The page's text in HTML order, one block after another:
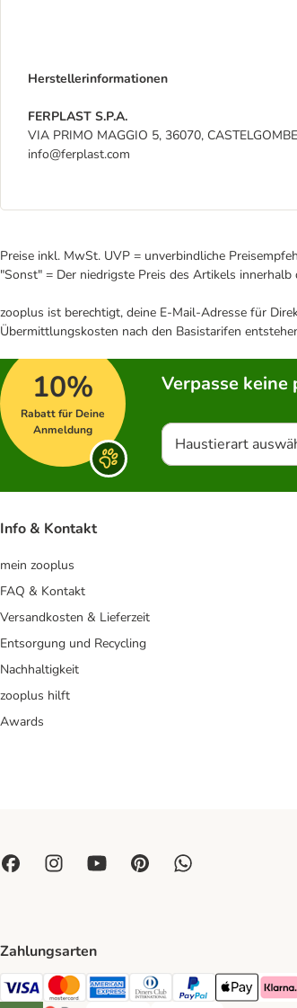
Herstellerinformationen
FERPLAST S.P.A.
VIA PRIMO MAGGIO 5, 36070,
info@ferplast.com
Preise inkl. MwSt. UVP = unverbindliche
"Sonst" = Der niedrigste Preis des Artikels innerhalb
zooplus ist berechtigt, deine E-Mail-Adresse für
Übermittlungskosten nach den Basistarifen
10%
Rabatt für Deine
Anmeldung
Verpasse
Haustierart
Info & Kontakt
mein zooplus
FAQ & Kontakt
Versandkosten & Lieferzeit
Entsorgung und Recycling
Nachhaltigkeit
zooplus hilft
Awards
Zahlungsarten
Visa Payment Method
Mastercard Payment Method
American Express Payment Method
Diners Club Payment Method
PayPal Payment
Apple PayKlarna